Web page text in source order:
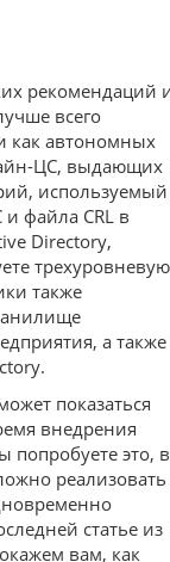
рекомендаций
всего
как автономных
ЦС, выдающих
используемый
файла CRL в
Directory,
трехуровневую
также
а также
показаться
внедрения
попробуете это,
реализовать
статье из
вам, как